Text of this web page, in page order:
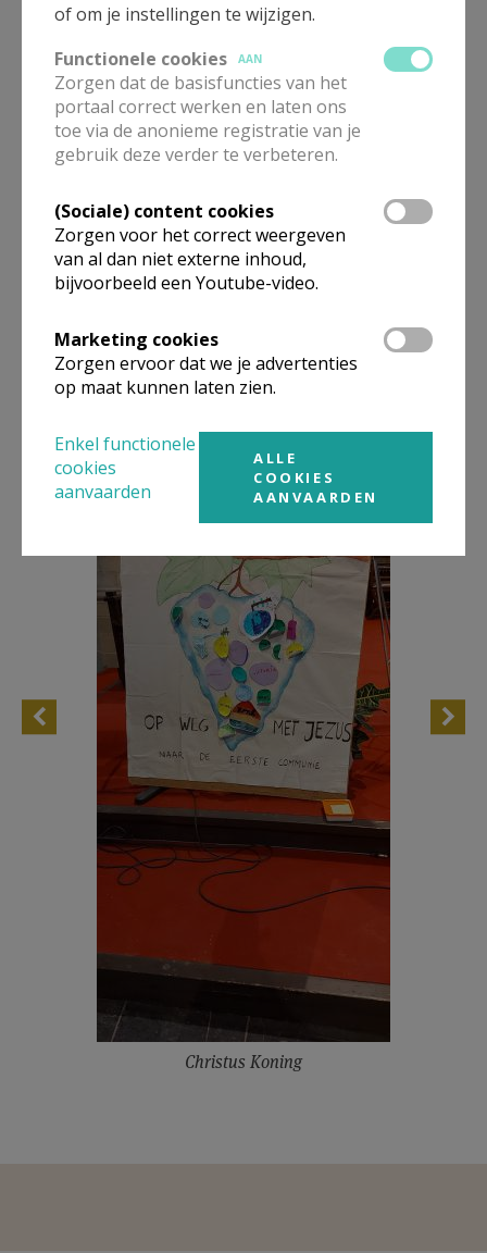
Zoals vermeldt tijdens de info avond kunnen jullie op
deze pagina ook extra materiaal vinden dat kan
gebruikt worden om het gesprek met je kinderen aan
te gaan.
Extra materiaal werkboek eerste communie.
Eucharistieviering
Advent
Allerheiligen
Allerzielen
Sint-Hubertus
Christus Koning
of om je instellingen te wijzigen.
Functionele cookies
AAN
Zorgen dat de basisfuncties van het
portaal correct werken en laten ons
toe via de anonieme registratie van je
gebruik deze verder te verbeteren.
(Sociale) content cookies
Zorgen voor het correct weergeven
van al dan niet externe inhoud,
bijvoorbeeld een Youtube-video.
Marketing cookies
Zorgen ervoor dat we je advertenties
op maat kunnen laten zien.
Enkel functionele
cookies
aanvaarden
ALLE
COOKIES
AANVAARDEN